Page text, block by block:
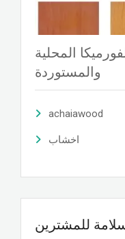
المحلية
والمستوردة
achaiawood
اخشاب
للمشترين